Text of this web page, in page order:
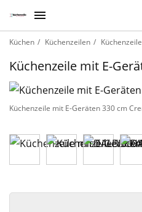
Küchen Küchenzeilen
Küchenzeile mit E-
Küchenzeile mit E-Geräten 330 cm